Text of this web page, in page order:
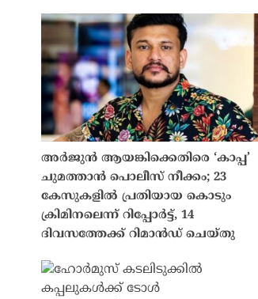
അർജുൻ ആയങ്കിക്കെതിരെ ‘കാപ്പ’
ചുമത്താൻ പൊലീസ് നീക്കം; 23
കേസുകളിൽ പ്രതിയായ കൊടും
ക്രിമിനലെന്ന് റിപ്പോർട്ട്, 14
ദിവസത്തേക്ക് റിമാൻഡ് ചെയ്തു